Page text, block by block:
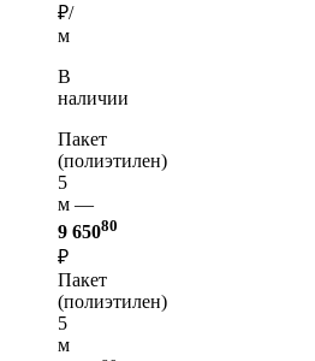
₽/
м
В
наличии
Пакет
(полиэтилен)
5
м —
9 65080
₽
Пакет
(полиэтилен)
5
м